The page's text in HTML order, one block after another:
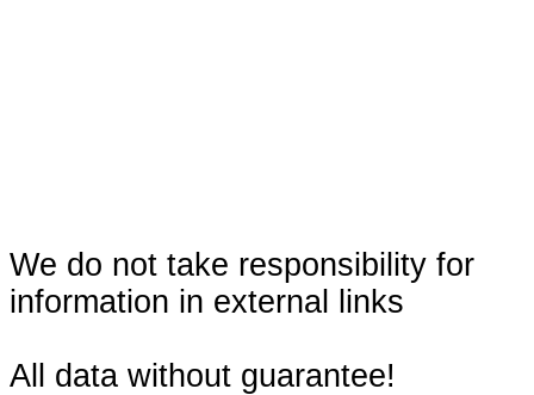
We do not take responsibility for
information in external links
All data without guarantee!